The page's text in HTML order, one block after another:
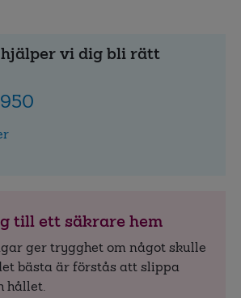
hjälper vi dig bli rätt
till ett säkrare hem
ger trygghet om något skulle
bästa är förstås att slippa
hållet.